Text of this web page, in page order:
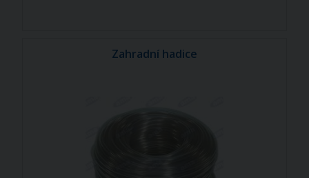
Zahradní hadice